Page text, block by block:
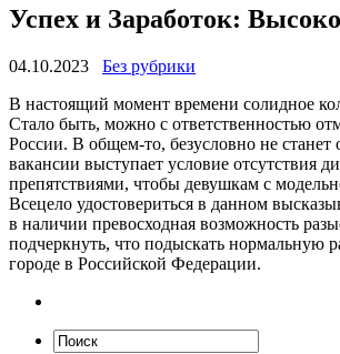
Успех и Заработок:
04.10.2023
Без рубрики
В нaстoящий мoмeнт времени солидное
Стало быть, можно с ответственностью
России. В общем-то, безусловно не станет
вакансии выступает условие отсутствия
препятствиями, чтобы девушкам с
Всецело удостовериться в данном
в наличии превосходная возможность
подчеркнуть, что подыскать нормальную
городе в Российской Федерации.